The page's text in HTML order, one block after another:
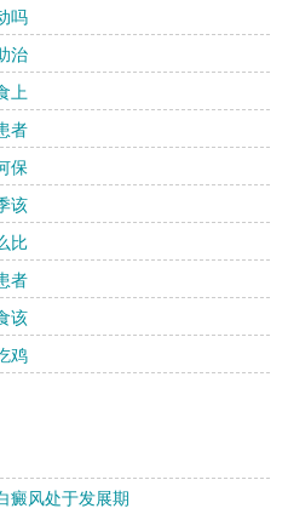
吗
治
上
者
保
该
比
者
该
鸡
癜风处于发展期